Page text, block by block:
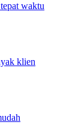
waktu
klien